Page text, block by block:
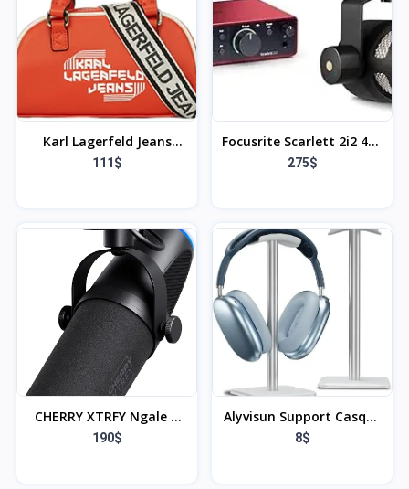
Karl Lagerfeld Jeans
Women's Bowling
111$
Focusrite Scarlett 2i2 4th
Gen, interface audio USB
PodMic Microphone
dynamique de qualité
Broadcast avec support
oscillant intégré pour les
podcasts, le streaming
275$
CHERRY XTRFY Ngale X
Microphone
190$
Alyvisun Support Casque
[Base lestée et Hauteur
8$